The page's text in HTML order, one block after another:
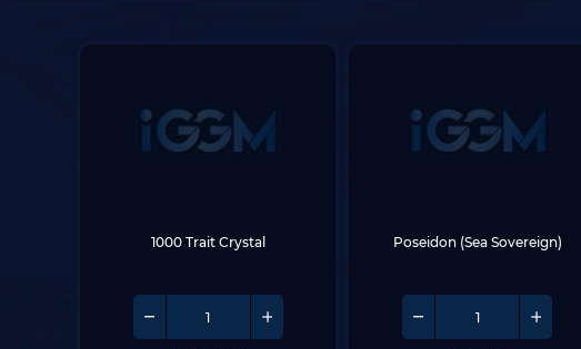
1000 Trait Crystal Poseidon (Sea Sovereign)